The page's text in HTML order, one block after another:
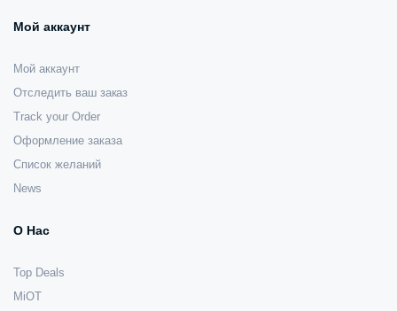
Мой аккаунт
Мой аккаунт
Отследить ваш заказ
Track your Order
Оформление заказа
Список желаний
News
О Нас
Top Deals
MiOT